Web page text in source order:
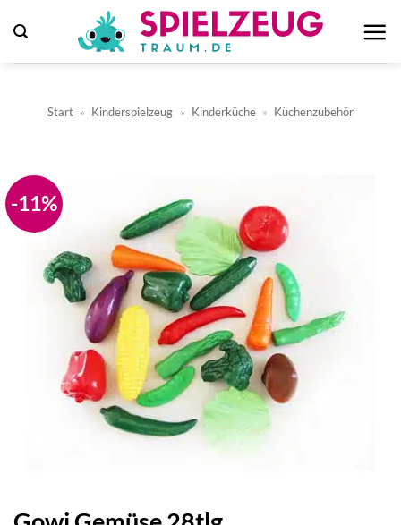
Inhalt
springen
Start » Kinderspielzeug » Kinderküche » Küchenzubehör
-11%